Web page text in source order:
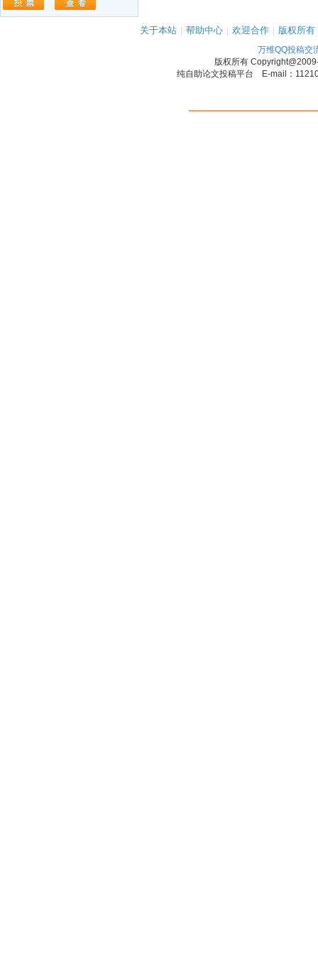
关于本站 | 帮助中心 | 欢迎合作 | 版权所有
万维QQ投稿交
版权所有
纯自助论文投稿平台 E-mail：